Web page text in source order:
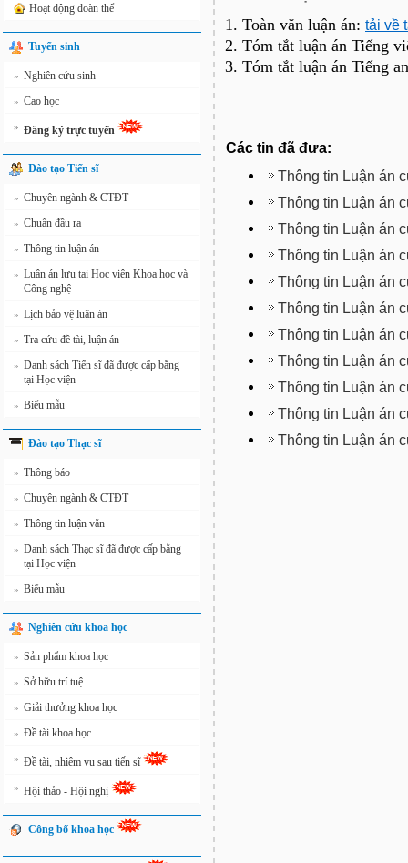
Hoạt động đoàn thể
Tuyển sinh
» Nghiên cứu sinh
» Cao học
» Đăng ký trực tuyến
Đào tạo Tiến sĩ
» Chuyên ngành & CTĐT
» Chuẩn đầu ra
» Thông tin luận án
» Luận án lưu tại Học viện Khoa học và
Công nghệ
» Lịch bảo vệ luận án
» Tra cứu đề tài, luận án
» Danh sách Tiến sĩ đã được cấp bằng
tại Học viện
» Biểu mẫu
Đào tạo Thạc sĩ
» Thông báo
» Chuyên ngành & CTĐT
» Thông tin luận văn
» Danh sách Thạc sĩ đã được cấp bằng
tại Học viện
» Biểu mẫu
Nghiên cứu khoa học
» Sản phẩm khoa học
» Sở hữu trí tuệ
» Giải thưởng khoa học
» Đề tài khoa học
» Đề tài, nhiệm vụ sau tiến sĩ
» Hội thảo - Hội nghị
Công bố khoa học
1. Toàn văn luận án: tải về
2. Tóm tắt luận án Tiếng
3. Tóm tắt luận án Tiếng
Các tin đã đưa:
Thông tin Luận án
Thông tin Luận án
Thông tin Luận án
Thông tin Luận án
Thông tin Luận án
Thông tin Luận án
Thông tin Luận án
Thông tin Luận án
Thông tin Luận án
Thông tin Luận án
Thông tin Luận án